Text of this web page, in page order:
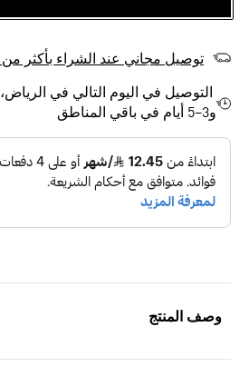
وصف المنتج
توصيل مجاني عند الشراء بأكثر من 299 ر.س
التوصيل في اليوم التالي في الرياض،
و3–5 أيام في باقي المناطق